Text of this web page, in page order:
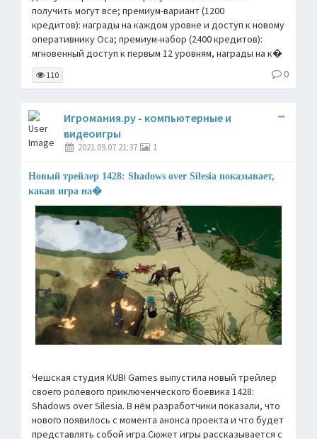
получить могут все; премиум-вариант (1200
кредитов): награды на каждом уровне и доступ к новому
оперативнику Оса; премиум-набор (2400 кредитов):
мгновенный доступ к первым 12 уровням, награды на к�
110 0
Игромания.ру - компьютерные и
видеоигры
2021.09.07 21:37 1
Новый трейлер 1428: Shadows over Silesia показывает,
какая игра на�
Чешская студия KUBI Games выпустила новый трейлер
своего ролевого приключенческого боевика 1428:
Shadows over Silesia. В нём разработчики показали, что
нового появилось с момента анонса проекта и что будет
представлять собой игра.Сюжет игры рассказывается с